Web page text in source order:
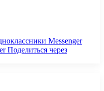
Messenger
Поделиться через